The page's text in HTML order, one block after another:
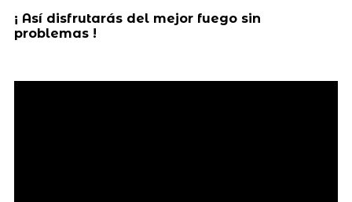
¡ Así disfrutarás del mejor fuego sin
problemas !